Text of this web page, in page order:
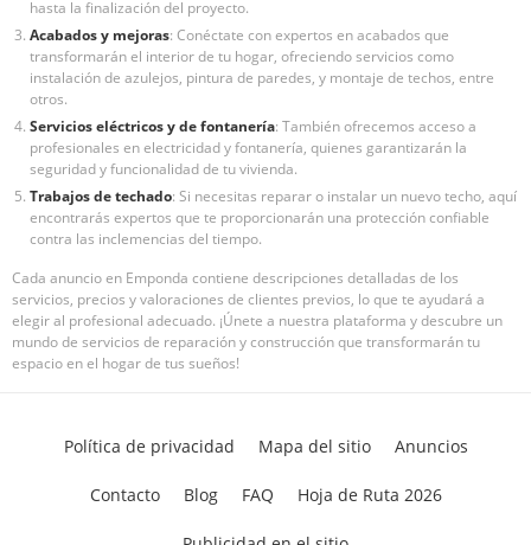
hasta la finalización del proyecto.
Acabados y mejoras: Conéctate con expertos en acabados que
transformarán el interior de tu hogar, ofreciendo servicios como
instalación de azulejos, pintura de paredes, y montaje de techos, entre
otros.
Servicios eléctricos y de fontanería: También ofrecemos acceso a
profesionales en electricidad y fontanería, quienes garantizarán la
seguridad y funcionalidad de tu vivienda.
Trabajos de techado: Si necesitas reparar o instalar un nuevo techo, aquí
encontrarás expertos que te proporcionarán una protección confiable
contra las inclemencias del tiempo.
Cada anuncio en Emponda contiene descripciones detalladas de los
servicios, precios y valoraciones de clientes previos, lo que te ayudará a
elegir al profesional adecuado. ¡Únete a nuestra plataforma y descubre un
mundo de servicios de reparación y construcción que transformarán tu
espacio en el hogar de tus sueños!
Política de privacidad Mapa del sitio Anuncios
Contacto Blog FAQ Hoja de Ruta 2026